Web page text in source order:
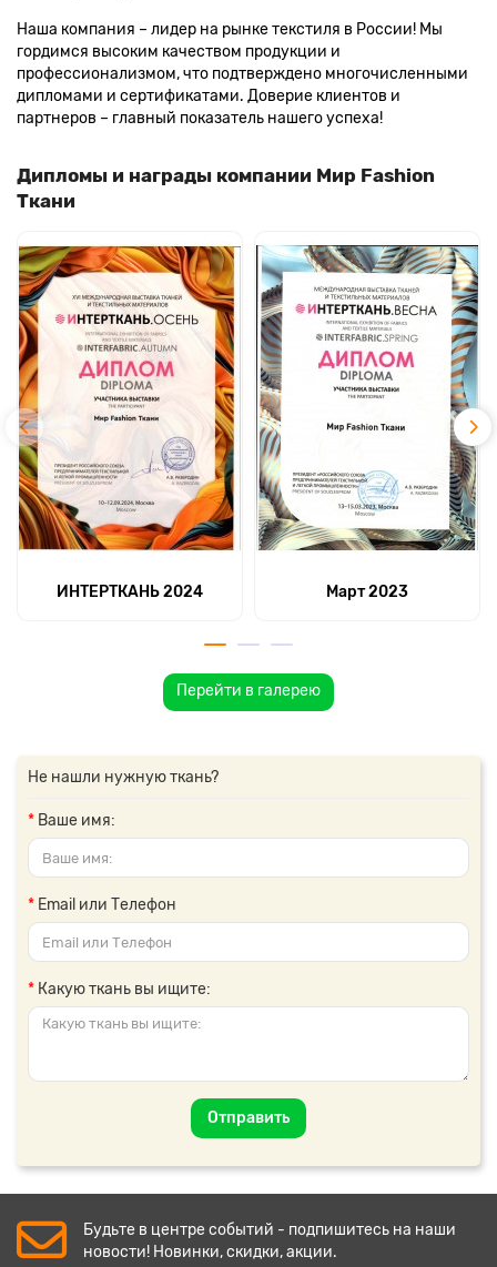
Наша компания – лидер на рынке текстиля в России! Мы
гордимся высоким качеством продукции и
профессионализмом, что подтверждено многочисленными
дипломами и сертификатами. Доверие клиентов и
партнеров – главный показатель нашего успеха!
Дипломы и награды компании Мир Fashion
Ткани
ИНТЕРТКАНЬ 2024 Март 2023
Перейти в галерею
Не нашли нужную ткань?
Ваше имя:
Email или Телефон
Какую ткань вы ищите:
Отправить
Будьте в центре событий - подпишитесь на наши
новости! Новинки, скидки, акции.